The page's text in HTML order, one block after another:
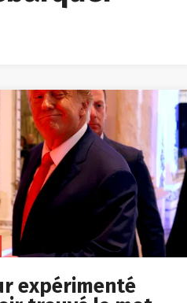
expérimenté